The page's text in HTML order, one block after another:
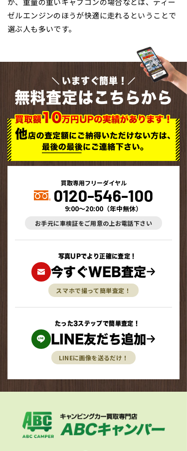
ゼルエンジンのほうが快適に走れるということで
選ぶ人も多いです。
いますぐ簡単！
無料査定はこちらから
買取専用フリーダイヤル
0120-546-100
9:00～20:00 （年中無休）
お手元に車検証をご用意の上お電話下さい
写真UPでより正確に査定！
今すぐWEB査定
スマホで撮って簡単査定！
たった3ステップで簡単査定！
LINE友だち追加
LINEに画像を送るだけ！